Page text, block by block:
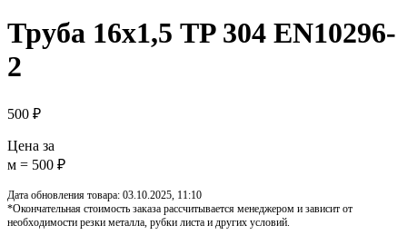
Труба 16х1,5 TP 304 EN10296-
2
500 ₽
Цена за
м = 500 ₽
Дата обновления товара: 03.10.2025, 11:10
*Окончательная стоимость заказа рассчитывается менеджером и зависит от
необходимости резки металла, рубки листа и других условий.